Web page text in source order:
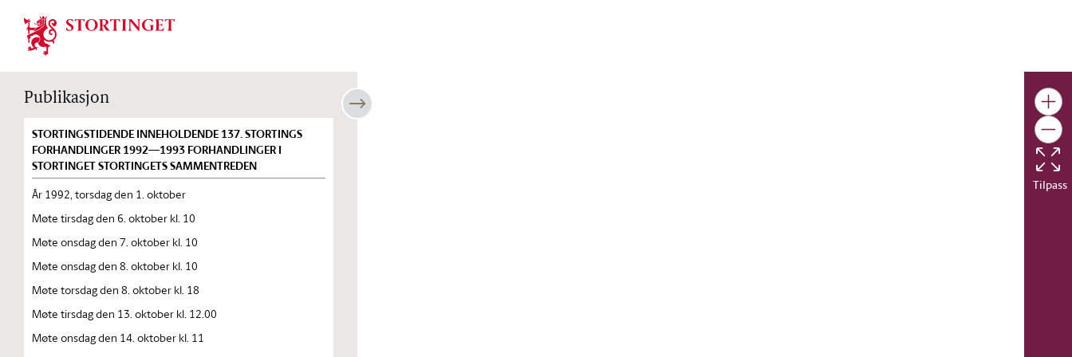
Stortinget.no
Publikasjon
STORTINGSTIDENDE INNEHOLDENDE 137. STORTINGS
FORHANDLINGER 1992—1993 FORHANDLINGER I
STORTINGET STORTINGETS SAMMENTREDEN
År 1992, torsdag den 1. oktober
Møte tirsdag den 6. oktober kl. 10
Møte onsdag den 7. oktober kl. 10
Møte onsdag den 8. oktober kl. 10
Møte torsdag den 8. oktober kl. 18
Møte tirsdag den 13. oktober kl. 12.00
Møte onsdag den 14. oktober kl. 11